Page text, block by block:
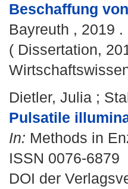
Beschaffung
Bayreuth , 2019
( Dissertation,
Dietler, Julia ;
Pulsatile
In: Methods in
ISSN 0076-6879
DOI der